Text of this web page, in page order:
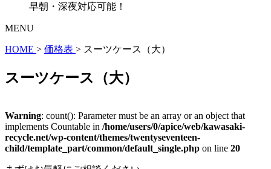
早朝・深夜対応可能！
MENU
HOME > 価格表 > スーツケース（大）
スーツケース（大）
Warning: count(): Parameter must be an array or an object that
implements Countable in /home/users/0/apice/web/kawasaki-
recycle.net/wp-content/themes/twentyseventeen-
child/template_part/common/default_single.php on line 20